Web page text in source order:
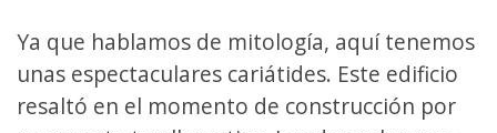
Ya que hablamos de mitología, aquí tenemos
unas espectaculares cariátides. Este edificio
resaltó en el momento de construcción por